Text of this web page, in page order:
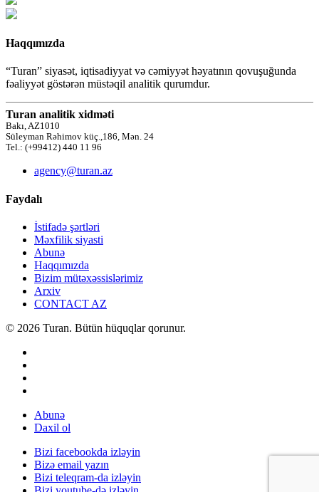
Haqqımızda
“Turan” siyasət, iqtisadiyyat və cəmiyyət həyatının qovuşuğunda
fəaliyyət göstərən müstəqil analitik qurumdur.
Turan analitik xidməti
Bakı, AZ1010
Süleyman Rəhimov küç.,186, Mən. 24
Tel.: (+99412) 440 11 96
agency@turan.az
Faydalı
İstifadə şərtləri
Məxfilik siyasti
Abunə
Haqqımızda
Bizim mütəxəssislərimiz
Arxiv
CONTACT AZ
© 2026 Turan. Bütün hüquqlar qorunur.
Abunə
Daxil ol
Bizi facebookda izləyin
Bizə email yazın
Bizi teleqram-da izləyin